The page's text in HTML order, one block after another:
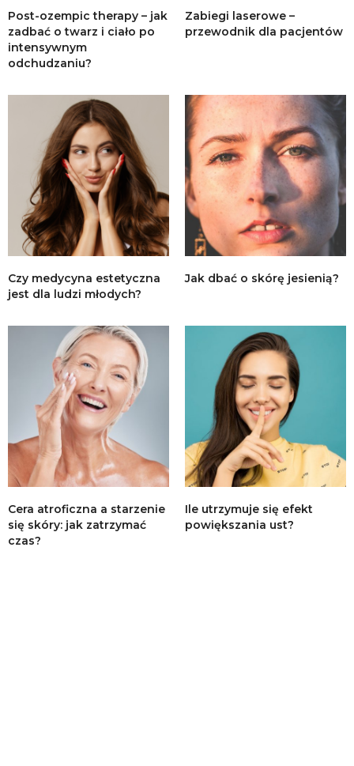
Post-ozempic therapy – jak
zadbać o twarz i ciało po
intensywnym
odchudzaniu?
Zabiegi laserowe –
przewodnik dla pacjentów
Czy medycyna estetyczna
jest dla ludzi młodych?
Jak dbać o skórę jesienią?
Cera atroficzna a starzenie
się skóry: jak zatrzymać
czas?
Ile utrzymuje się efekt
powiększania ust?